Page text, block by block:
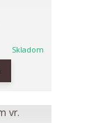
Skladom